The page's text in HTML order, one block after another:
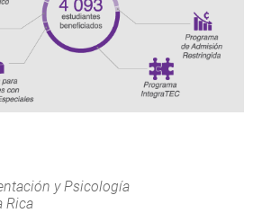
y Psicología
Rica